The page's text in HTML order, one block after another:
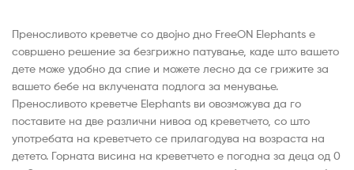
Преносливото креветче со двојно дно FreeON Elephants е
совршено решение за безгрижно патување, каде што вашето
дете може удобно да спие и можете лесно да се грижите за
вашето бебе на вклучената подлога за менување.
Преносливото креветче Elephants ви овозможува да го
поставите на две различни нивоа од креветчето, со што
употребата на креветчето се прилагодува на возраста на
детето. Горната висина на креветчето е погодна за деца од 0